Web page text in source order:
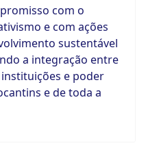
com o
e com ações
sustentável
a integração entre
e poder
e de toda a